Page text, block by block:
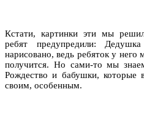
Кстати, картинки эти мы
ребят предупредили:
нарисовано, ведь ребяток у него
получится. Но сами-то мы
Рождество и бабушки, которые
своим, особенным.